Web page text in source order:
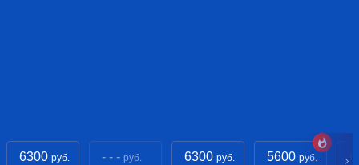
6300 руб.
- - - руб.
6300 руб.
5600 руб.